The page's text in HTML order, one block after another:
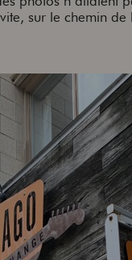
sur le chemin